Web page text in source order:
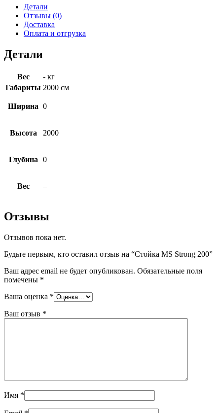
Детали
Отзывы (0)
Доставка
Оплата и отгрузка
Детали
Вес
- кг
Габариты 2000 см
Ширина 0
Высота 2000
Глубина 0
Вес –
Отзывы
Отзывов пока нет.
Будьте первым, кто оставил отзыв на “Стойка MS Strong 200”
Ваш адрес email не будет опубликован. Обязательные поля
помечены *
Ваша оценка *
Ваш отзыв *
Имя *